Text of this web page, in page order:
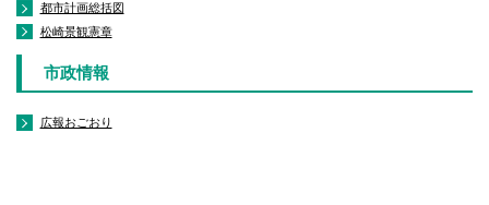
都市計画総括図
松崎景観憲章
市政情報
広報おごおり